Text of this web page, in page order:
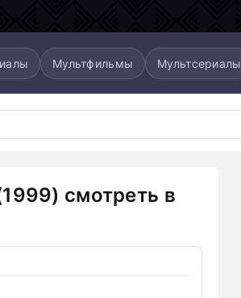
Мультфильмы Мультсериалы
смотреть в